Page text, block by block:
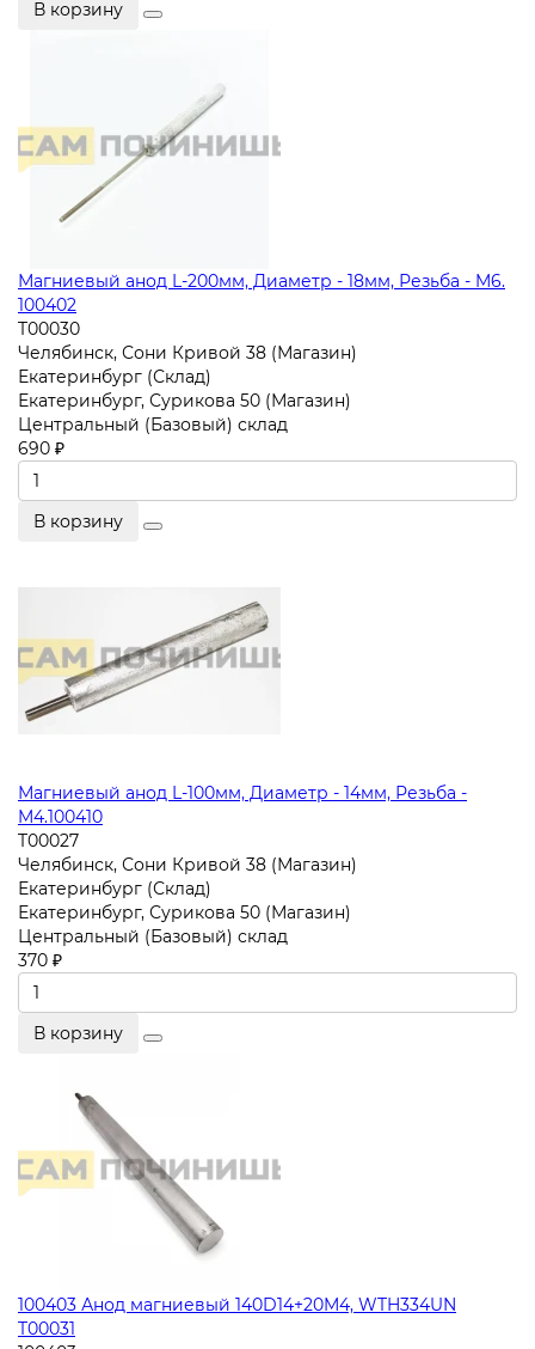
В корзину
Магниевый анод L-200мм, Диаметр - 18мм, Резьба - M6.
100402
T00030
Челябинск, Сони Кривой 38 (Магазин)
Екатеринбург (Склад)
Екатеринбург, Сурикова 50 (Магазин)
Центральный (Базовый) склад
690 ₽
В корзину
Магниевый анод L-100мм, Диаметр - 14мм, Резьба -
M4.100410
T00027
Челябинск, Сони Кривой 38 (Магазин)
Екатеринбург (Склад)
Екатеринбург, Сурикова 50 (Магазин)
Центральный (Базовый) склад
370 ₽
В корзину
100403 Анод магниевый 140D14+20M4, WTH334UN
T00031